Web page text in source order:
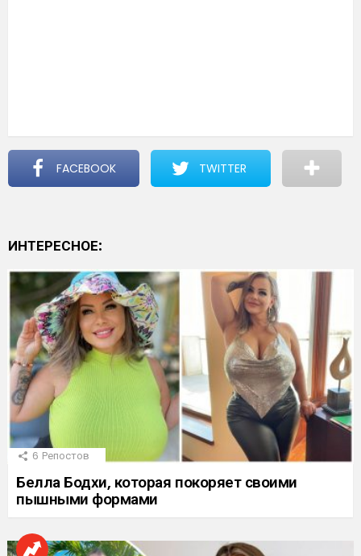
FACEBOOK TWITTER
ИНТЕРЕСНОЕ:
6 Репостов
Белла Бодхи, которая покоряет своими
пышными формами